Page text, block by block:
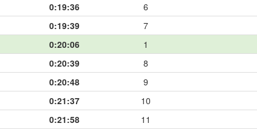
0:19:36
6
0:19:39 7
0:20:06
1
0:20:39
8
0:20:48
9
0:21:37 10
0:21:58
11